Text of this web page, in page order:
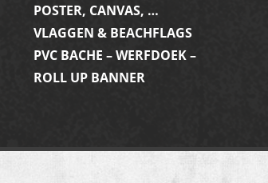
POSTER, CANVAS, …
VLAGGEN & BEACHFLAGS
PVC BACHE – WERFDOEK –
ROLL UP BANNER